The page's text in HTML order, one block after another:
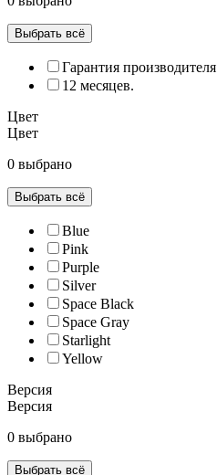
Выбрать всё
Гарантия производителя
12 месяцев.
Цвет
Цвет
0 выбрано
Выбрать всё
Blue
Pink
Purple
Silver
Space Black
Space Gray
Starlight
Yellow
Версия
Версия
0 выбрано
Выбрать всё